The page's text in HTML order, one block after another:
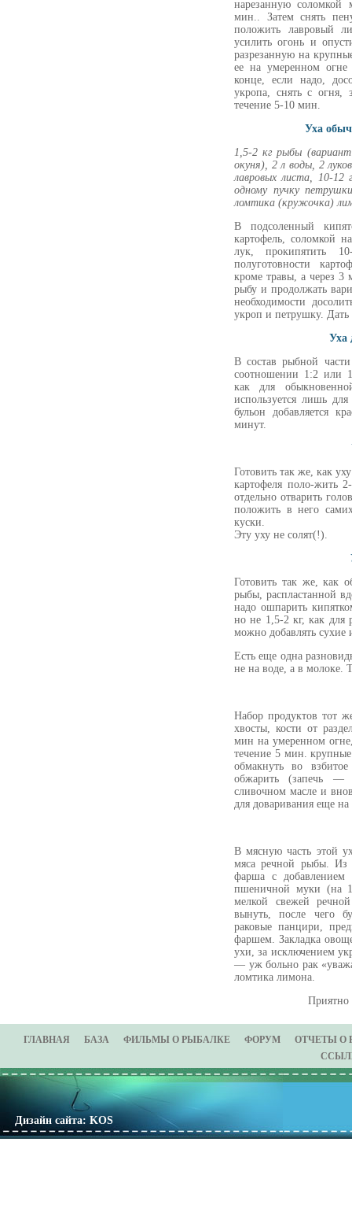
нарезанную соломкой
мин.. Затем снять
положить лавровый
усилить огонь и
разрезанную на
ее на умеренном
конце, если надо,
укропа, снять с огня,
течение 5-10 мин.
Уха
1,5-2 кг рыбы
окуня), 2 л воды, 2
лавровых листа, 10-12
одному пучку
ломтика (кружочка)
В подсоленный
картофель, соломкой
лук, прокипятить
полуготовности
кроме травы, а через
рыбу и продолжать
необходимости
укроп и петрушку. Дать
Уха
В состав рыбной
соотношении 1:2 или
как для
используется лишь
бульон добавляется
минут.
Готовить так же, как
картофеля поло-жить
отдельно отварить
положить в него
куски.
Эту уху не солят(!).
Готовить так же, как
рыбы, распластанной
надо ошпарить
но не 1,5-2 кг, как для
можно добавлять сухие
Есть еще одна
не на воде, а в молоке.
Набор продуктов тот
хвосты, кости от
мин на умеренном
течение 5 мин.
обмакнуть во
обжарить (запечь —
сливочном масле и
для доваривания еще
В мясную часть этой
мяса речной рыбы. Из
фарша с
пшеничной муки (на
мелкой свежей
вынуть, после чего
раковые панцири,
фаршем. Закладка
ухи, за исключением
— уж больно рак
ломтика лимона.
Приятно
ГЛАВНАЯ БАЗА ФИЛЬМЫ О РЫБАЛКЕ ФОРУМ
ОТЧЕТЫ О
Дизайн сайта: KOS